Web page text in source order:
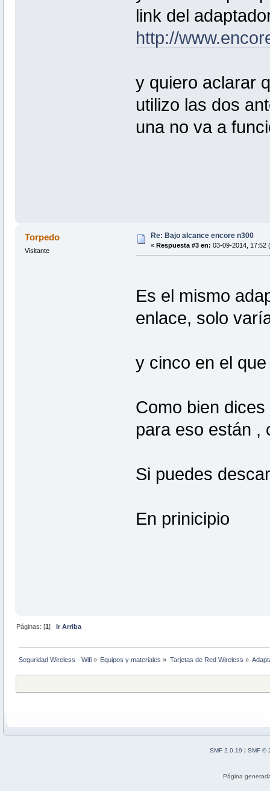
link del
http://
y quiero aclarar
utilizo las dos
una no va a
Torpedo
Visitante
Re: Bajo alcance encore n300
« Respuesta #3 en: 03-09-2014, 17:52
Es el mismo
enlace, solo
y cinco en el
Como bien
para eso están ,
Si puedes
En prinicipio
Páginas: [1]Ir Arriba
Seguridad Wireless - Wifi » Equipos y materiales » Tarjetas de Red Wireless »
SMF 2.0.19 | SMF ©
Página